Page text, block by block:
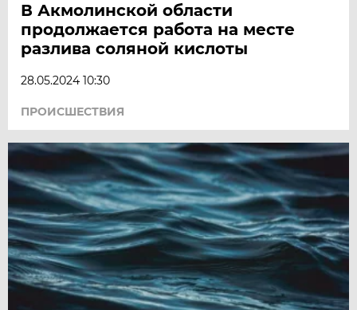
В Акмолинской области
продолжается работа на месте
разлива соляной кислоты
28.05.2024 10:30
ПРОИСШЕСТВИЯ